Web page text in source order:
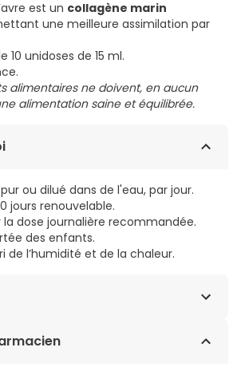
est un collagène marin
une meilleure assimilation par
10 unidoses de 15 ml.
alimentaires ne doivent, en aucun
alimentation saine et équilibrée.
ou dilué dans de l'eau, par jour.
jours renouvelable.
la dose journalière recommandée.
des enfants.
de l’humidité et de la chaleur.
collagène marin (